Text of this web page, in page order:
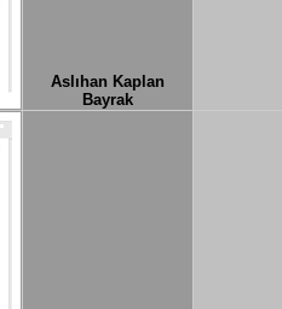
Aslıhan Kaplan
Bayrak